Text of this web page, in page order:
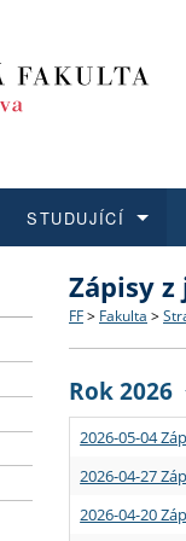
Struktura
Strategie
Podpora
Co
Učitelské
STUDUJÍCÍ
Rigorózní
O vědě a
Granty a
Aktuální
Zápisy
FF > Fakulta >
Rok 2026
2026-05-04
2026-04-27
2026-04-20